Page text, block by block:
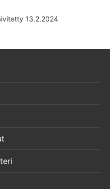
13.2.2024